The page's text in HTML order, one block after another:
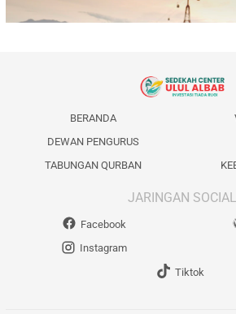
BERANDA
DEWAN PENGURUS
TABUNGAN QURBAN
JARINGAN SOCIAL
Facebook
Instagram
Tiktok